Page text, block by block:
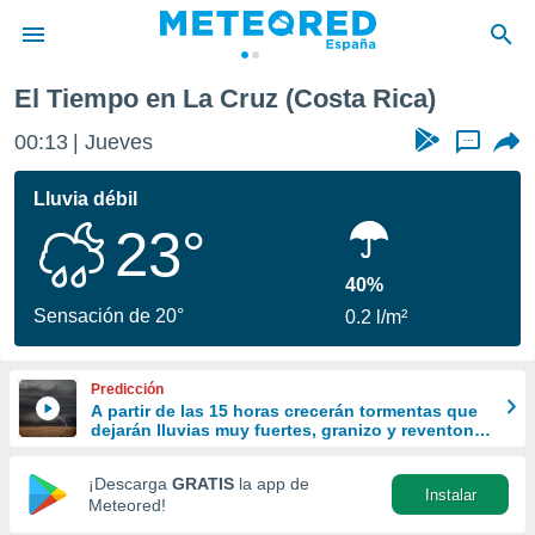
de
por
se
calidad.
a este
las
y
forma
digital
basada
El Tiempo en La Cruz (Costa Rica)
00:13 Jueves ...
Lluvia débil
23°
Sensación de 20°
40%
0.2 l/m²
Predicción
A partir de las 15 horas crecerán tormentas que
dejarán lluvias muy fuertes, granizo y reventones
¡Descarga GRATIS la app de
Meteored!
Instalar